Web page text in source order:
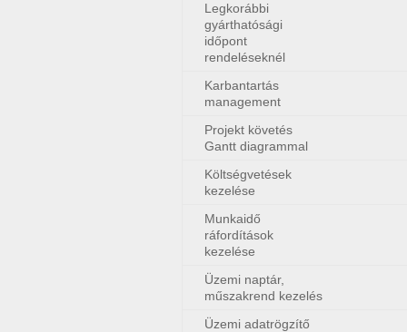
Legkorábbi
gyárthatósági
időpont
rendeléseknél
Karbantartás
management
Projekt követés
Gantt diagrammal
Költségvetések
kezelése
Munkaidő
ráfordítások
kezelése
Üzemi naptár,
műszakrend kezelés
Üzemi adatrögzítő